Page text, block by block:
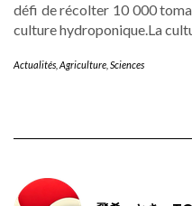
défi de récolter 10 000
culture hydroponique.La
Actualités Agriculture Sciences